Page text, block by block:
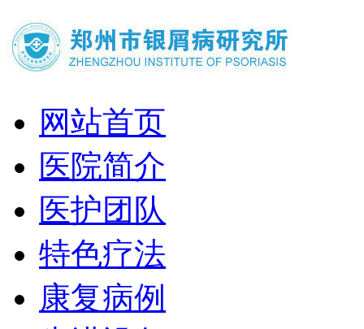
网站首页
医院简介
医护团队
特色疗法
康复病例